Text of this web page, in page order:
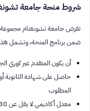
شروط منحة جامعة
تفرض جامعة تشونغنام مجموعة
ضمن برنامج المنحة، وتشمل
أن يكون المتقدم غير كوري
حاصل على شهادة الثانوية
المطلوب
معدل أكاديمي لا يقل عن 80% أو ما يعادله